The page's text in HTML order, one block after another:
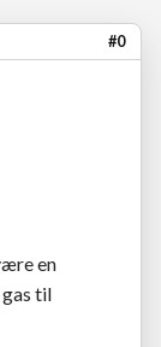
#0
en
til